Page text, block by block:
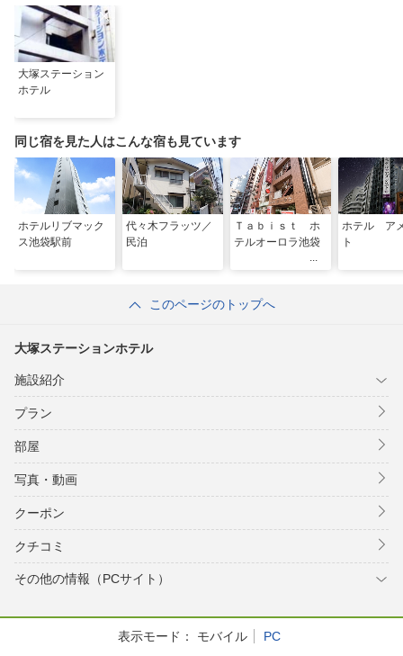
大塚ステーション
ホテル
同じ宿を見た人はこんな宿も見ています
ホテルリブマック
ス池袋駅前
代々木フラッツ／
民泊
Ｔａｂｉｓｔ ホ
テルオーロラ池袋
ホテル ア
ト
このページのトップへ
大塚ステーションホテル
施設紹介
プラン
部屋
写真・動画
クーポン
クチコミ
その他の情報（PCサイト）
表示モード： モバイル PC